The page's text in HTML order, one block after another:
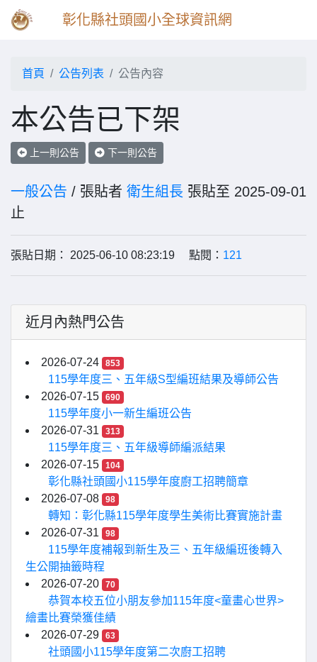
彰化縣社頭國小全球資訊網
首頁 公告列表 公告內容
本公告已下架
上一則公告 下一則公告
一般公告 / 張貼者 衛生組長 張貼至 2025-09-01
止
張貼日期： 2025-06-10 08:23:19 點閱： 121
近月內熱門公告
2026-07-24 853
115學年度三、五年級S型編班結果及導師公告
2026-07-15
690
115學年度小一新生編班公告
2026-07-31
313
115學年度三、五年級導師編派結果
2026-07-15
104
彰化縣社頭國小115學年度廚工招聘簡章
2026-07-08
98
轉知：彰化縣115學年度學生美術比賽實施計畫
2026-07-31
98
115學年度補報到新生及三、五年級編班後轉入
生公開抽籤時程
2026-07-20
70
恭賀本校五位小朋友參加115年度<童畫心世界>
繪畫比賽榮獲佳績
2026-07-29
63
社頭國小115學年度第二次廚工招聘